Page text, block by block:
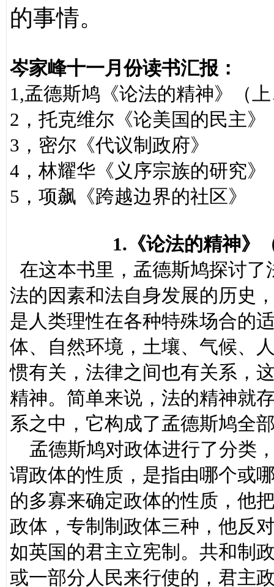
的事情。
岑家峰十一月份读书汇报：
1,孟德斯鸠《论法的精神》（
2，托克维尔《论美国的民主》
3，密尔《代议制政府》
4，林耀华《义序宗族的研究》
5，项飙《跨越边界的社区》
1.《论法的精神
在这本书里，孟德斯鸠探讨
法的因素和法自身发展的历史
是人类理性在各种特殊场合的
体、自然环境，土壤、气候、
惯有关，法律之间也有关系，
精神。简单来说，法的精神就
系之中，它构成了孟德斯鸠全
孟德斯鸠对政体进行了分类
谓政体的性质，是指由哪个或
的多寡来确定政体的性质，他
政体，专制制政体三种，他反
如英国的君主立宪制。共和制
或一部分人民来行使的，君主